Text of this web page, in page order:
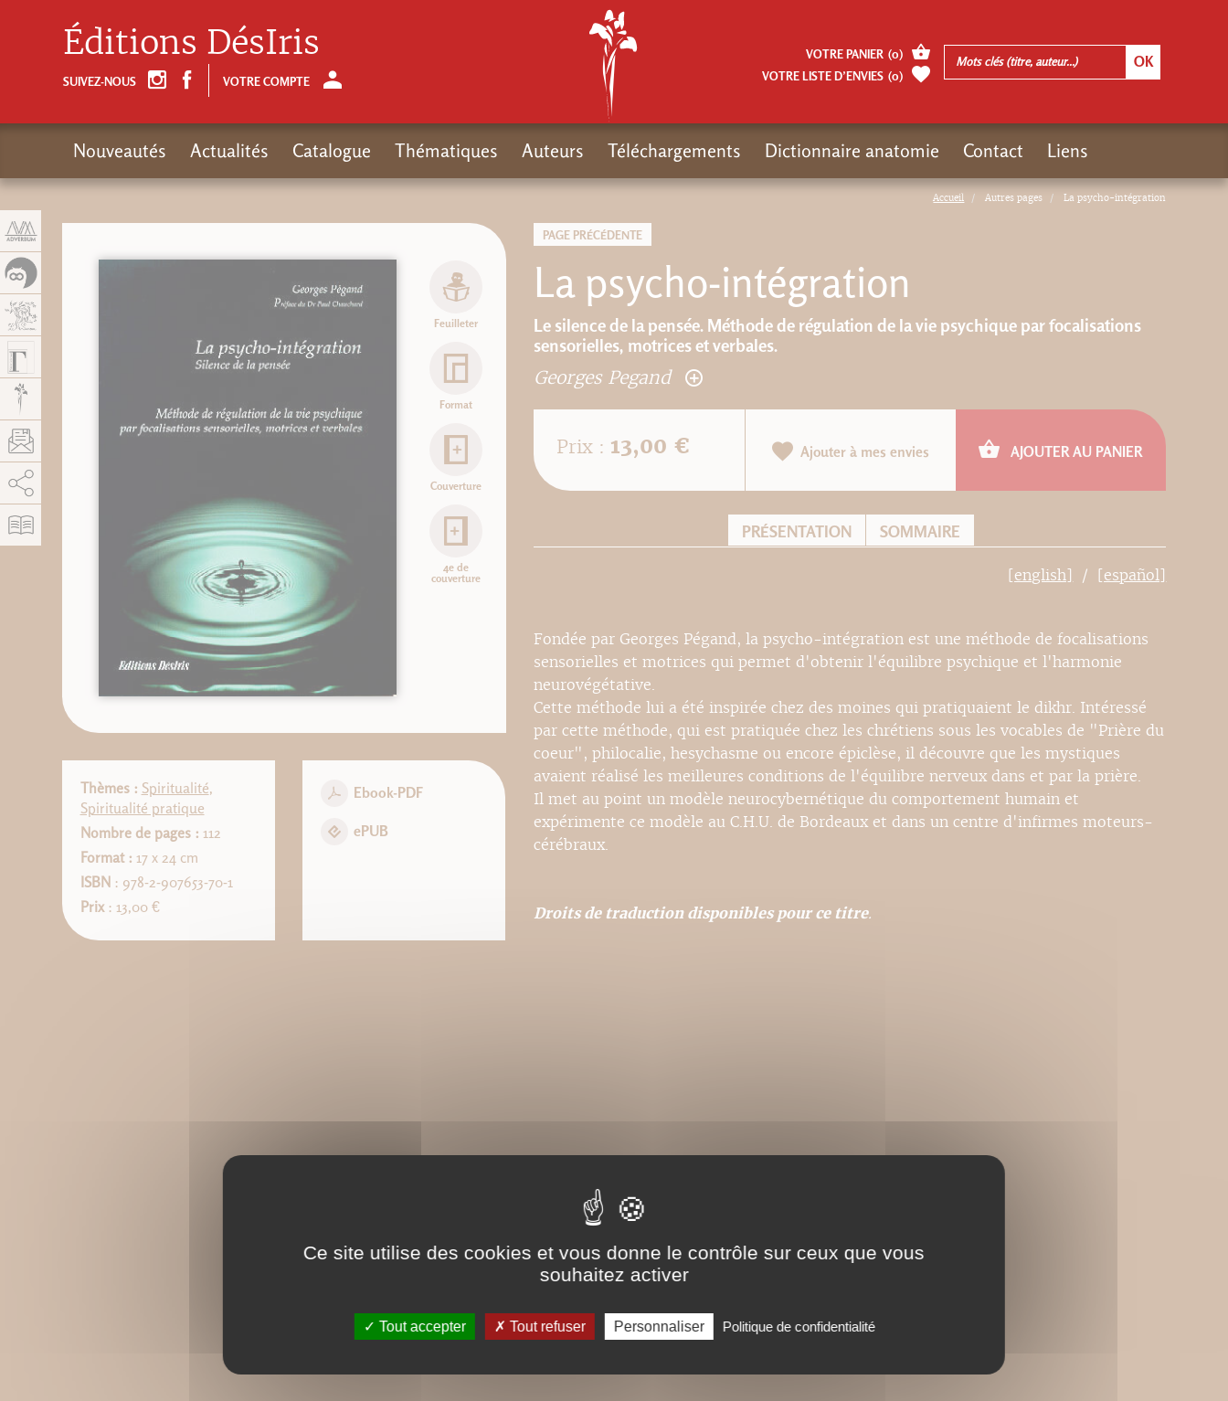
Accueil Autres pages La psycho-intégration
PAGE PRÉCÉDENTE
La psycho-intégration
Le silence de la pensée. Méthode de régulation de la vie psychique par focalisations
sensorielles, motrices et verbales.
Georges Pegand
Feuilleter
Format
Couverture
4e de
couverture
Thèmes : Spiritualité,
Spiritualité pratique
Nombre de pages : 112
Format : 17 x 24 cm
ISBN : 978-2-907653-70-1
Prix: 13,00 €
Ebook-PDF
ePUB
Prix : 13,00 € Ajouter à mes envies AJOUTER AU PANIER
PRÉSENTATION SOMMAIRE
[english] [español]
Fondée par Georges Pégand, la psycho-intégration est une méthode de focalisations
sensorielles et motrices qui permet d'obtenir l'équilibre psychique et l'harmonie
neurovégétative.
Cette méthode lui a été inspirée chez des moines qui pratiquaient le dikhr. Intéressé
par cette méthode, qui est pratiquée chez les chrétiens sous les vocables de "Prière du
coeur", philocalie, hesychasme ou encore épiclèse, il découvre que les mystiques
avaient réalisé les meilleures conditions de l'équilibre nerveux dans et par la prière.
Il met au point un modèle neurocybernétique du comportement humain et
expérimente ce modèle au C.H.U. de Bordeaux et dans un centre d'infirmes moteurs-
cérébraux.
Droits de traduction disponibles pour ce titre.
Éditions DésIris
SUIVEZ-NOUS VOTRE COMPTE
VOTRE PANIER (0)
VOTRE LISTE D’ENVIES (0)
Nouveautés Actualités Catalogue Thématiques Auteurs Téléchargements Dictionnaire anatomie Contact Liens
Ce site utilise des cookies et vous donne le contrôle sur ceux que vous
souhaitez activer
Tout accepter Tout refuser Personnaliser Politique de confidentialité